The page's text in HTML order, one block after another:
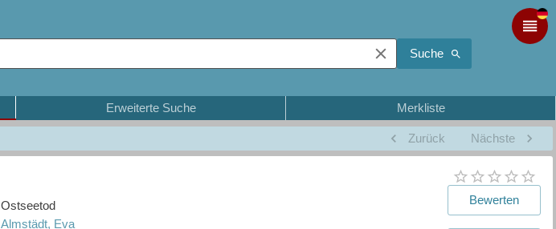
Suche
Erweiterte Suche Merkliste
Zurück Nächste
Ostseetod
Almstädt, Eva
Bewerten